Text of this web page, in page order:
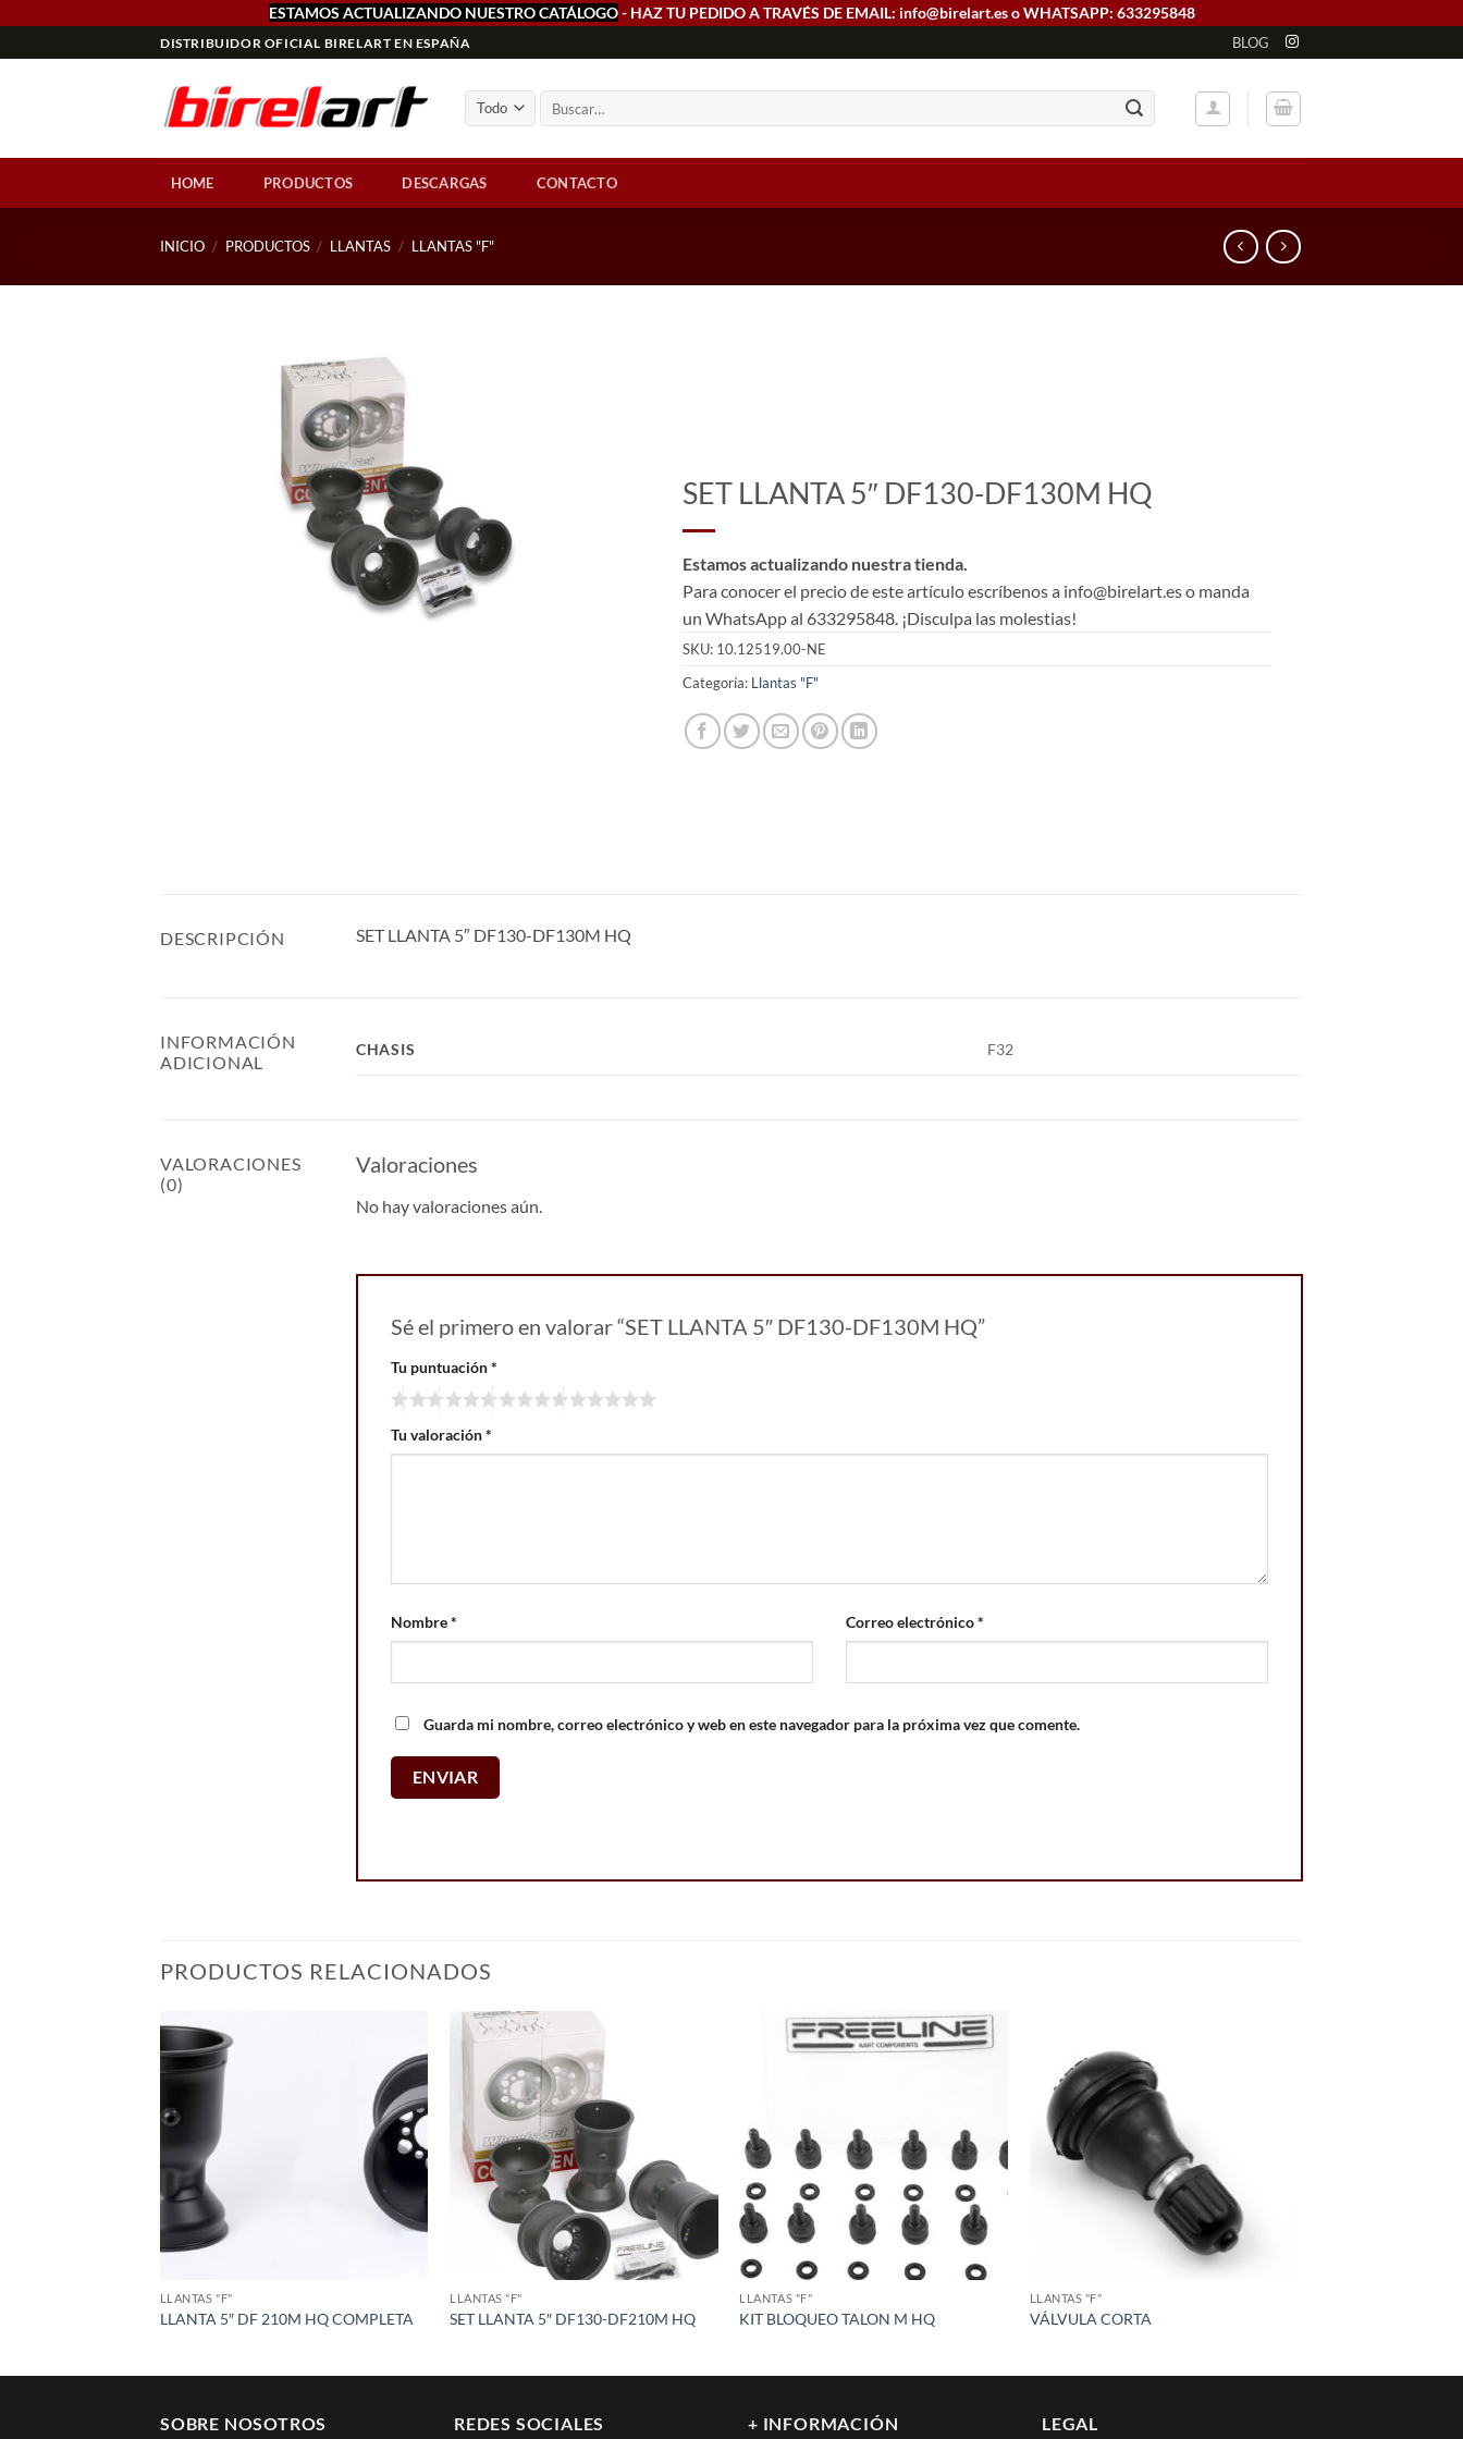
ESTAMOS ACTUALIZANDO NUESTRO CATÁLOGO- HAZ TU PEDIDO A TRAVÉS DE EMAIL: info@birelart.es o WHATSAPP: 633295848
al
DISTRIBUIDOR OFICIAL BIRELART EN ESPAÑA BLOG
HOME PRODUCTOS DESCARGAS CONTACTO
INICIO / PRODUCTOS / LLANTAS / LLANTAS "F"
SET LLANTA 5″ DF130-DF130M HQ
Estamos actualizando nuestra tienda.
Para conocer el precio de este artículo escríbenos a info@birelart.es o manda
un WhatsApp al 633295848. ¡Disculpa las molestias!
SKU: 10.12519.00-NE
Categoría: Llantas "F"
DESCRIPCIÓN SET LLANTA 5″ DF130-DF130M HQ
INFORMACIÓN
ADICIONAL
CHASIS F32
VALORACIONES
(0)
Valoraciones
No hay valoraciones aún.
Sé el primero en valorar “SET LLANTA 5″ DF130-DF130M HQ”
Tu puntuación*
Tu valoración*
Nombre* Correo electrónico*
Guarda mi nombre, correo electrónico y web en este navegador para la próxima vez que comente.
PRODUCTOS RELACIONADOS
Add to
wishlist
LLANTAS "F"
LLANTA 5″ DF 210M HQ COMPLETA
LLANTAS "F"
SET LLANTA 5″ DF130-DF210M HQ
LLANTAS "F"
KIT BLOQUEO TALON M HQ
LLANTAS "F"
VÁLVULA CORTA
SOBRE NOSOTROS REDES SOCIALES + INFORMACIÓN LEGAL